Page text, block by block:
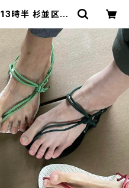
時半 杉並区阿
ンサンダル®︎ワ
BASEショップ